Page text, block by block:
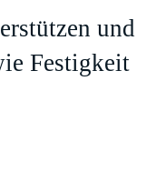
und
Festigkeit